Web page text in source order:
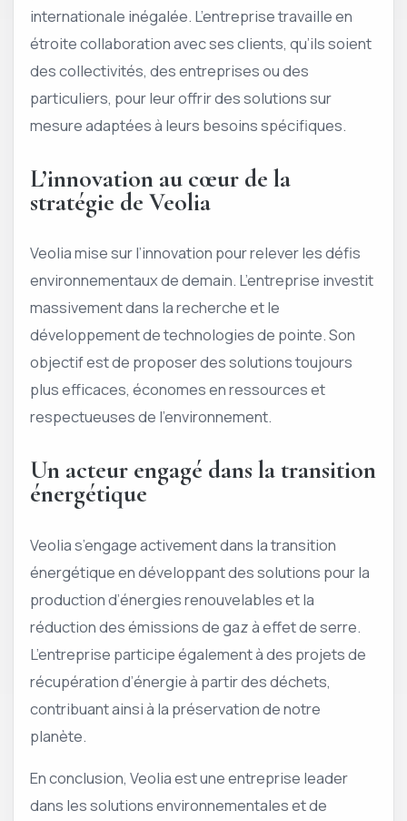
internationale inégalée. L’entreprise travaille en
étroite collaboration avec ses clients, qu’ils soient
des collectivités, des entreprises ou des
particuliers, pour leur offrir des solutions sur
mesure adaptées à leurs besoins spécifiques.
L’innovation au cœur de la
stratégie de Veolia
Veolia mise sur l’innovation pour relever les défis
environnementaux de demain. L’entreprise investit
massivement dans la recherche et le
développement de technologies de pointe. Son
objectif est de proposer des solutions toujours
plus efficaces, économes en ressources et
respectueuses de l’environnement.
Un acteur engagé dans la transition
énergétique
Veolia s’engage activement dans la transition
énergétique en développant des solutions pour la
production d’énergies renouvelables et la
réduction des émissions de gaz à effet de serre.
L’entreprise participe également à des projets de
récupération d’énergie à partir des déchets,
contribuant ainsi à la préservation de notre
planète.
En conclusion, Veolia est une entreprise leader
dans les solutions environnementales et de